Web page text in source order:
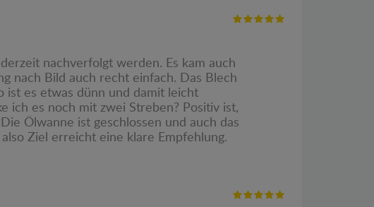
nachverfolgt werden. Es kam auch
nach Bild auch recht einfach. Das Blech
ist es etwas dünn und damit leicht
ich es noch mit zwei Streben? Positiv ist,
Ölwanne ist geschlossen und auch das
Ziel erreicht eine klare Empfehlung.